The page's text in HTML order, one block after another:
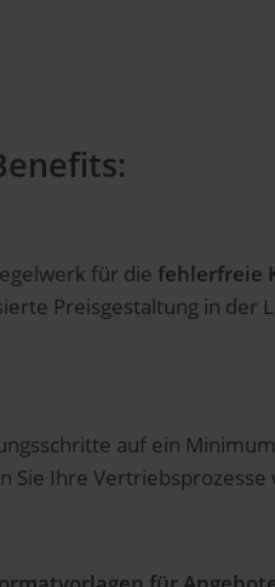
für die fehlerfreie
Preisgestaltung in der
auf ein
Sie Ihre